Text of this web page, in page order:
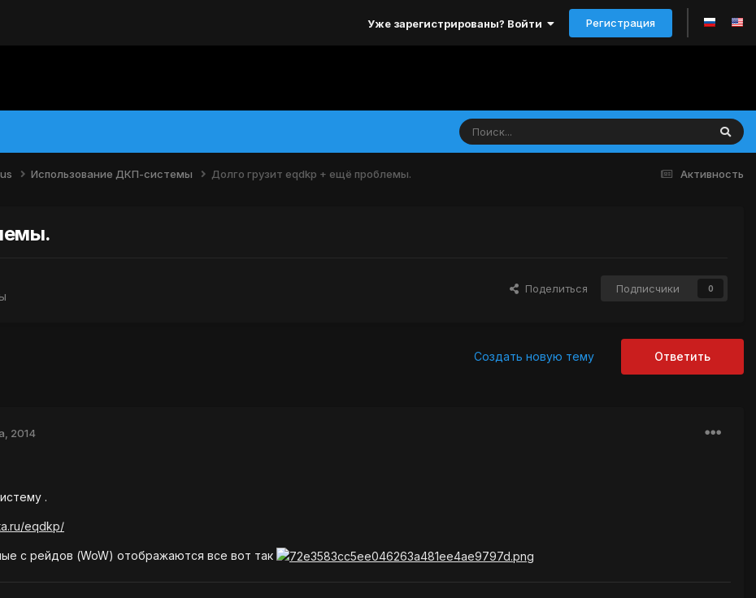
Уже зарегистрированы? Войти Регистрация
Активность
Использование ДКП-системы Долго грузит eqdkp + ещё проблемы.
Поделиться Подписчики 0
Ответить
Создать новую тему
2014
.
eqdkp/
с рейдов (WoW) отображаются все вот так